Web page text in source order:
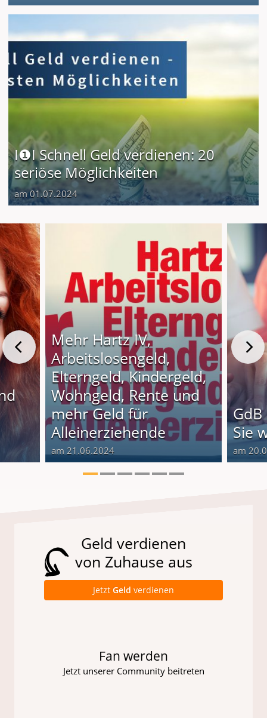
I❶I Schnell Geld verdienen: 20
seriöse Möglichkeiten
am 01.07.2024
Mehr Hartz IV,
Arbeitslosengeld,
Elterngeld, Kindergeld,
Wohngeld, Rente und
mehr Geld für
Alleinerziehende
am 21.06.2024
Sie
am
Geld verdienen
von Zuhause aus
Jetzt Geld verdienen
Fan werden
Jetzt unserer Community beitreten